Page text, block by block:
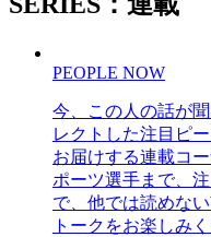
PEOPLE NOW
今、この人の話が
レクトした注目ピ
お届けする連載コ
ポーツ選手まで、
で、他では読めな
トークをお楽しみく